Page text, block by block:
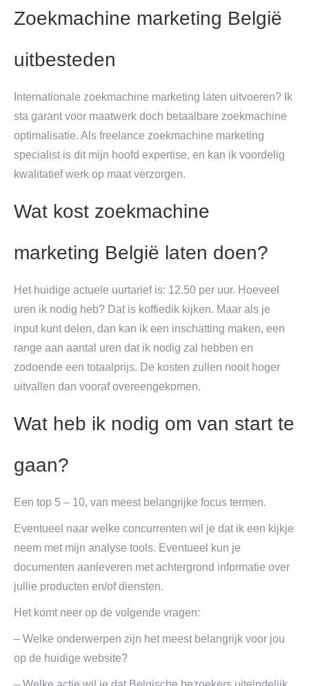
Zoekmachine marketing België
uitbesteden
Internationale zoekmachine marketing laten uitvoeren? Ik
sta garant voor maatwerk doch betaalbare zoekmachine
optimalisatie. Als freelance zoekmachine marketing
specialist is dit mijn hoofd expertise, en kan ik voordelig
kwalitatief werk op maat verzorgen.
Wat kost zoekmachine
marketing België laten doen?
Het huidige actuele uurtarief is: 12.50 per uur. Hoeveel
uren ik nodig heb? Dat is koffiedik kijken. Maar als je
input kunt delen, dan kan ik een inschatting maken, een
range aan aantal uren dat ik nodig zal hebben en
zodoende een totaalprijs. De kosten zullen nooit hoger
uitvallen dan vooraf overeengekomen.
Wat heb ik nodig om van start te
gaan?
Een top 5 – 10, van meest belangrijke focus termen.
Eventueel naar welke concurrenten wil je dat ik een kijkje
neem met mijn analyse tools. Eventueel kun je
documenten aanleveren met achtergrond informatie over
jullie producten en/of diensten.
Het komt neer op de volgende vragen:
– Welke onderwerpen zijn het meest belangrijk voor jou
op de huidige website?